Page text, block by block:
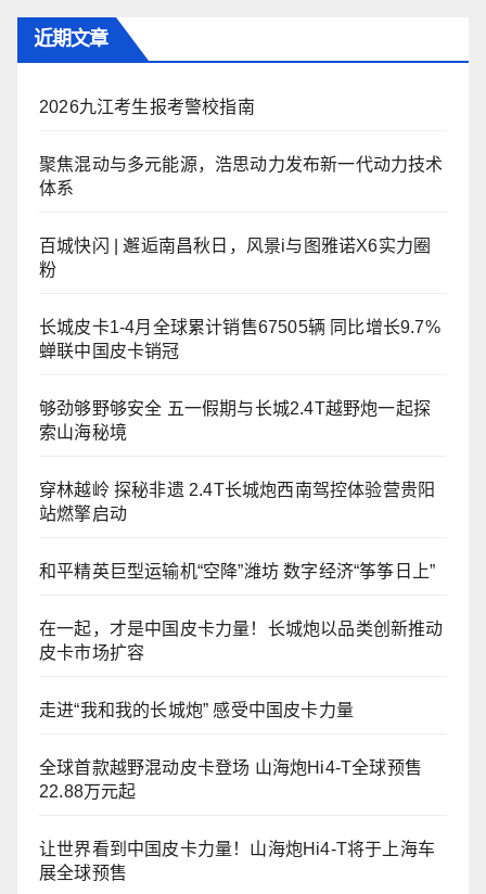
近期文章
2026九江考生报考警校指南
聚焦混动与多元能源，浩思动力发布新一代动力技术
体系
百城快闪 | 邂逅南昌秋日，风景i与图雅诺X6实力圈
粉
长城皮卡1-4月全球累计销售67505辆 同比增长9.7%
蝉联中国皮卡销冠
够劲够野够安全 五一假期与长城2.4T越野炮一起探
索山海秘境
穿林越岭 探秘非遗 2.4T长城炮西南驾控体验营贵阳
站燃擎启动
和平精英巨型运输机“空降”潍坊 数字经济“筝筝日上”
在一起，才是中国皮卡力量！长城炮以品类创新推动
皮卡市场扩容
走进“我和我的长城炮” 感受中国皮卡力量
全球首款越野混动皮卡登场 山海炮Hi4-T全球预售
22.88万元起
让世界看到中国皮卡力量！山海炮Hi4-T将于上海车
展全球预售